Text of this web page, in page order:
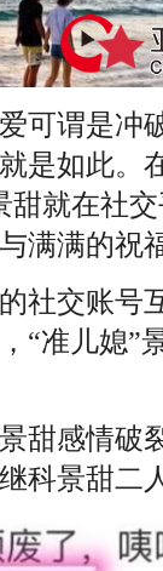
谓是冲
是如此。
甜就在社
满满的祝
交账号
“准儿媳”
感情破
科景甜二